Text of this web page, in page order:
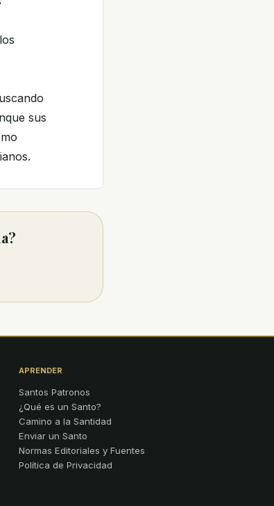
sus
APRENDER
Santos Patronos
¿Qué es un Santo?
Camino a la Santidad
Enviar un Santo
Normas Editoriales y Fuentes
Política de Privacidad